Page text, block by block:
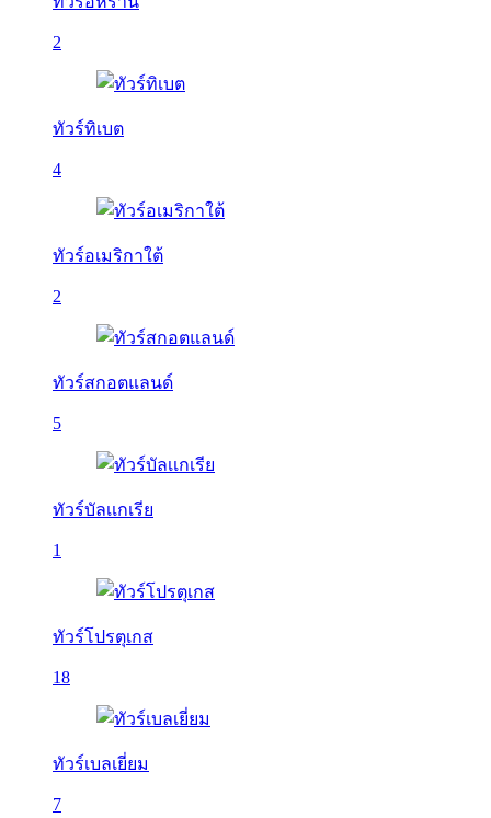
2
ทัวร์ทิเบต
4
ทัวร์อเมริกาใต้
2
ทัวร์สกอตแลนด์
5
ทัวร์บัลเเกเรีย
1
ทัวร์โปรตุเกส
18
ทัวร์เบลเยี่ยม
7